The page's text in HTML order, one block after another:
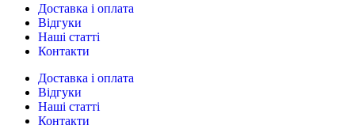
Доставка і оплата
Відгуки
Наші статті
Контакти
Доставка і оплата
Відгуки
Наші статті
Контакти